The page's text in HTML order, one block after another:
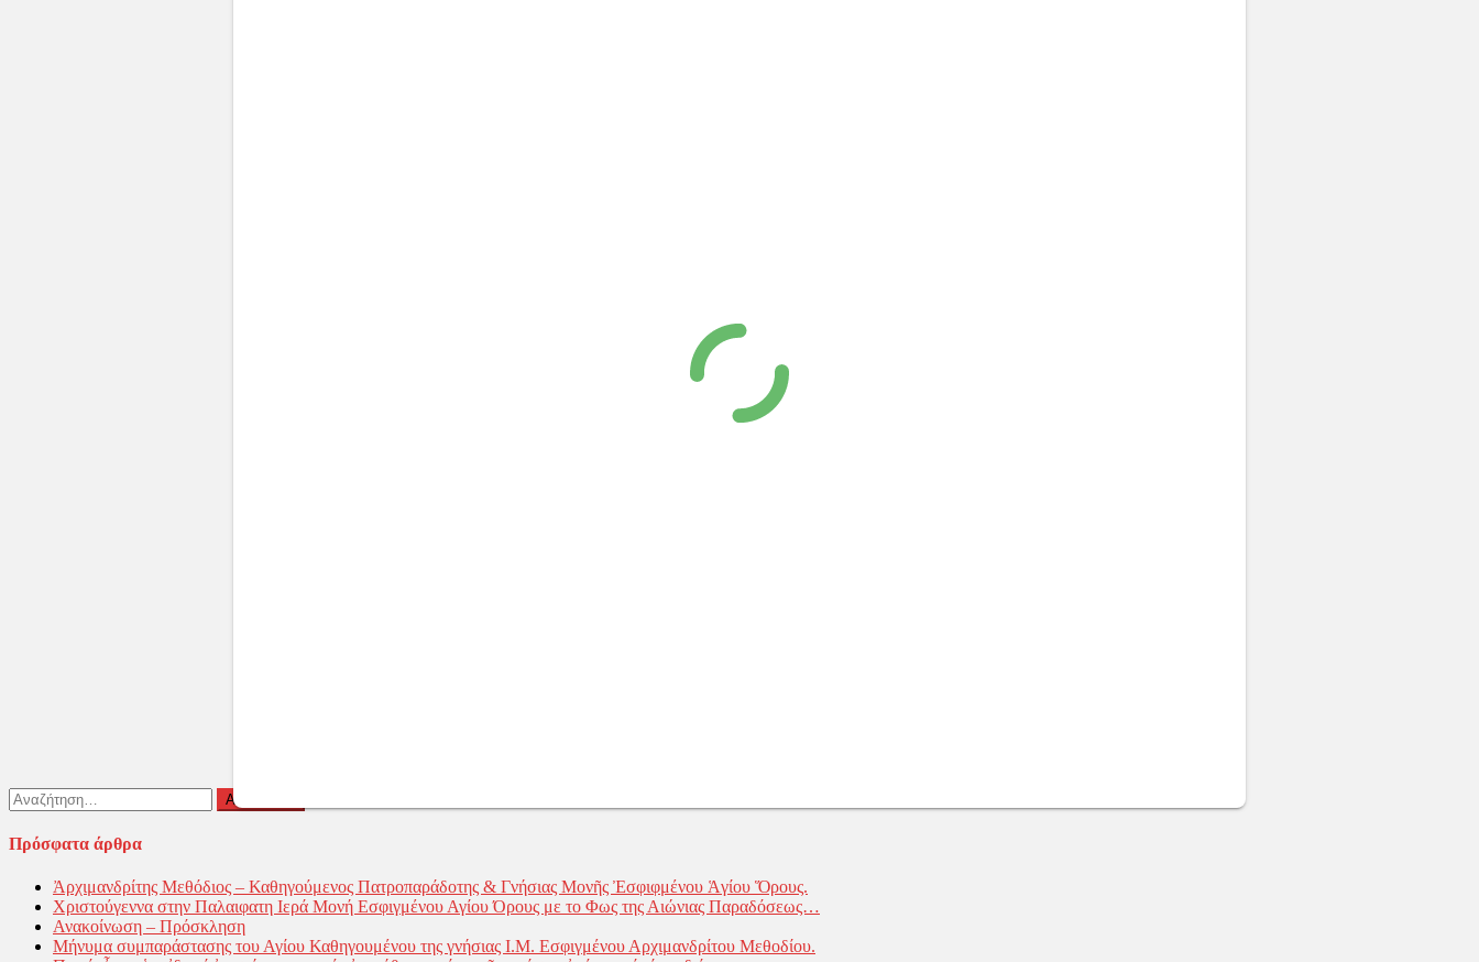
Αναζήτηση
για:
Πρόσφατα άρθρα
Ἀρχιμανδρίτης Μεθόδιος – Καθηγούμενος Πατροπαράδοτης & Γνήσιας Μονῆς Ἐσφιφμένου Ἁγίου Ὅρους.
Χριστούγεννα στην Παλαιφατη Ιερά Μονή Εσφιγμένου Αγίου Όρους με το Φως της Αιώνιας Παραδόσεως…
Ανακοίνωση – Πρόσκληση
Μήνυμα συμπαράστασης του Αγίου Καθηγουμένου της γνήσιας Ι.Μ. Εσφιγμένου Αρχιμανδρίτου Μεθοδίου.